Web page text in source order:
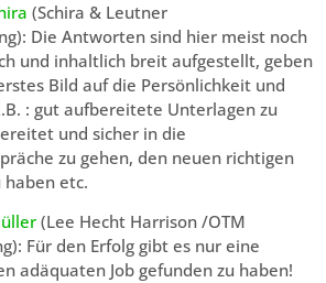
(Schira & Leutner
Die Antworten sind hier meist noch
und inhaltlich breit aufgestellt, geben
Bild auf die Persönlichkeit und
: gut aufbereitete Unterlagen zu
und sicher in die
zu gehen, den neuen richtigen
haben etc.
(Lee Hecht Harrison /OTM
Für den Erfolg gibt es nur eine
adäquaten Job gefunden zu haben!